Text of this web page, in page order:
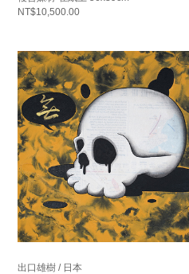
NT$10,500.00
出口雄樹 / 日本